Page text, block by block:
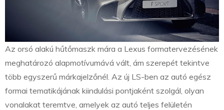
Az orsó alakú hűtőmaszk mára a Lexus formatervezésének
meghatározó alapmotívumává vált, ám szerepét tekintve
több egyszerű márkajelzőnél. Az új LS-ben az autó egész
formai tematikájának kiindulási pontjaként szolgál, olyan
vonalakat teremtve, amelyek az autó teljes felületén